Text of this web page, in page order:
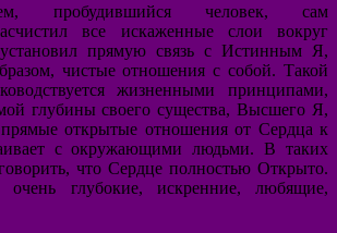
пробудившийся человек, сам
все искаженные слои вокруг
прямую связь с Истинным Я,
чистые отношения с собой. Такой
жизненными принципами,
глубины своего существа, Высшего Я,
открытые отношения от Сердца к
с окружающими людьми. В таких
что Сердце полностью Открыто.
очень глубокие, искренние, любящие,